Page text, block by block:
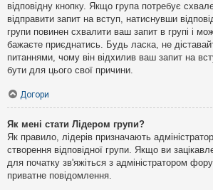
відповідну кнопку. Якщо група потребує
відправити запит на вступ, натиснувши
групи повинен схвалити ваш запит в групі і
бажаєте приєднатись. Будь ласка, не
питаннями, чому він відхилив ваш запит на
бути для цього свої причини.
Догори
Як мені стати Лідером групи?
Як правило, лідерів призначають
створення відповідної групи. Якщо ви
для початку зв'яжіться з адміністратором
приватне повідомлення.